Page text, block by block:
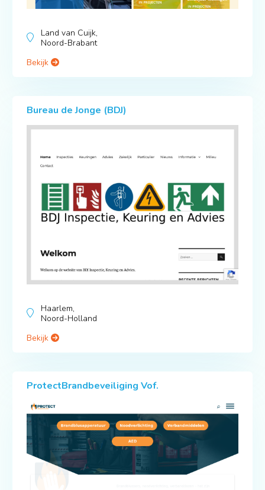
Land van Cuijk,
Noord-Brabant
Bekijk
Bureau de Jonge (BDJ)
Haarlem,
Noord-Holland
Bekijk
ProtectBrandbeveiliging Vof.